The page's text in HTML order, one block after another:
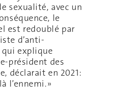
sexualité, avec un
le
est redoublé par
d’anti-
explique
président des
déclarait en 2021:
l’ennemi.»